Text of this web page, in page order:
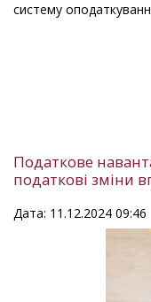
систему
Податкове
податкові зміни
Дата: 11.12.2024 09:46